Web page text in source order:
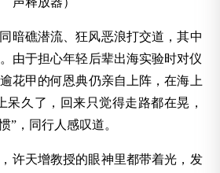
暗礁潜流、狂风恶浪打交道，其中
由于担心年轻后辈出海实验时对仪
花甲的何恩典仍亲自上阵，在海上
呆久了，回来只觉得走路都在晃，
”，同行人感叹道。
许天增教授的眼神里都带着光，发